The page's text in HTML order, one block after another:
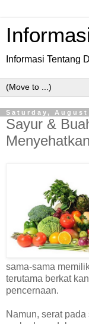
Informasi Tentang
Saturday, August
Sayur &
sama-sama
terutama berkat
pencernaan.
Namun, serat